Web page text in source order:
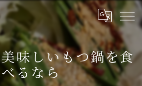
味しいもつ鍋を食
べるなら